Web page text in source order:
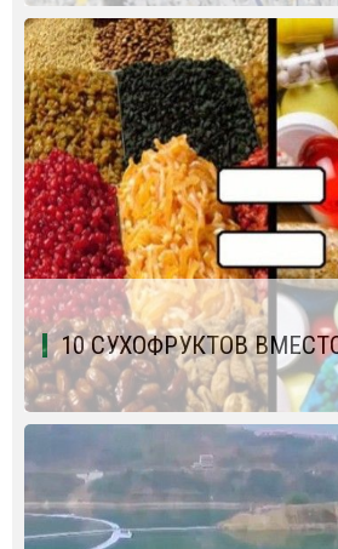
10 СУХОФРУКТОВ